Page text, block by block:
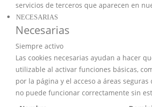
servicios de terceros que aparecen en
NECESARIAS
Necesarias
Siempre activo
Las cookies necesarias ayudan a hacer
utilizable al activar funciones básicas,
por la página y el acceso a áreas seguras
no puede funcionar correctamente sin